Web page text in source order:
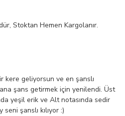
Stoktan Hemen Kargolanır.
kere geliyorsun ve en şanslı
şans getirmek için yenilendi. Üst
yeşil erik ve Alt notasında sedir
şanslı kılıyor :)